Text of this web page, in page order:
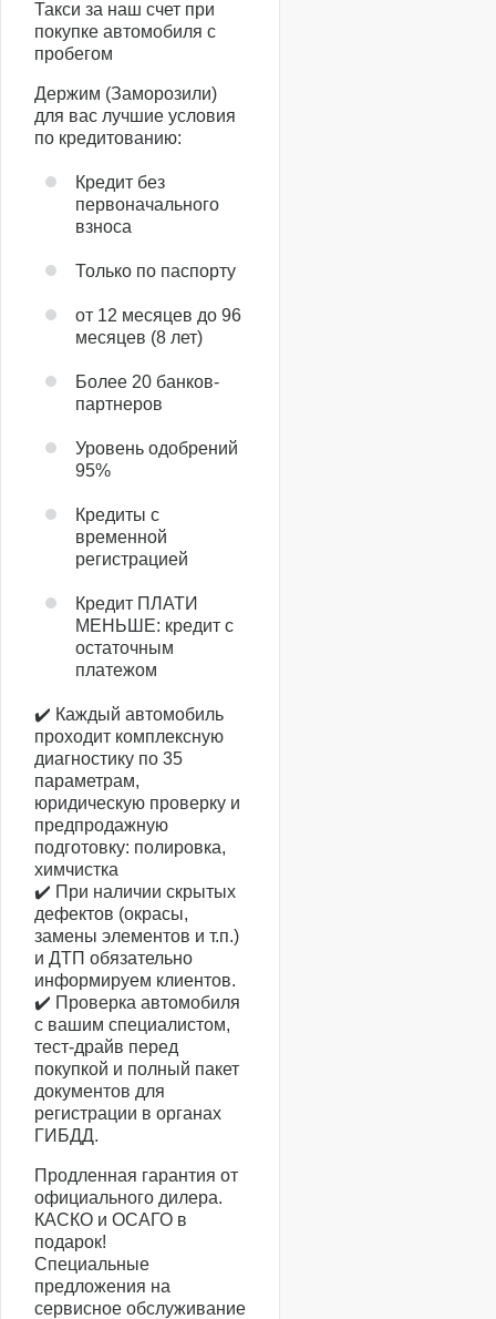
Такси за наш счет при
покупке автомобиля с
пробегом
Держим (Заморозили)
для вас лучшие условия
по кредитованию:
Кредит без
первоначального
взноса
Только по паспорту
от 12 месяцев до 96
месяцев (8 лет)
Более 20 банков-
партнеров
Уровень одобрений
95%
Кредиты с
временной
регистрацией
Кредит ПЛАТИ
МЕНЬШЕ: кредит с
остаточным
платежом
✔️ Каждый автомобиль
проходит комплексную
диагностику по 35
параметрам,
юридическую проверку и
предпродажную
подготовку: полировка,
химчистка
✔️ При наличии скрытых
дефектов (окрасы,
замены элементов и т.п.)
и ДТП обязательно
информируем клиентов.
✔️ Проверка автомобиля
с вашим специалистом,
тест-драйв перед
покупкой и полный пакет
документов для
регистрации в органах
ГИБДД.
Продленная гарантия от
официального дилера.
КАСКО и ОСАГО в
подарок!
Специальные
предложения на
сервисное обслуживание